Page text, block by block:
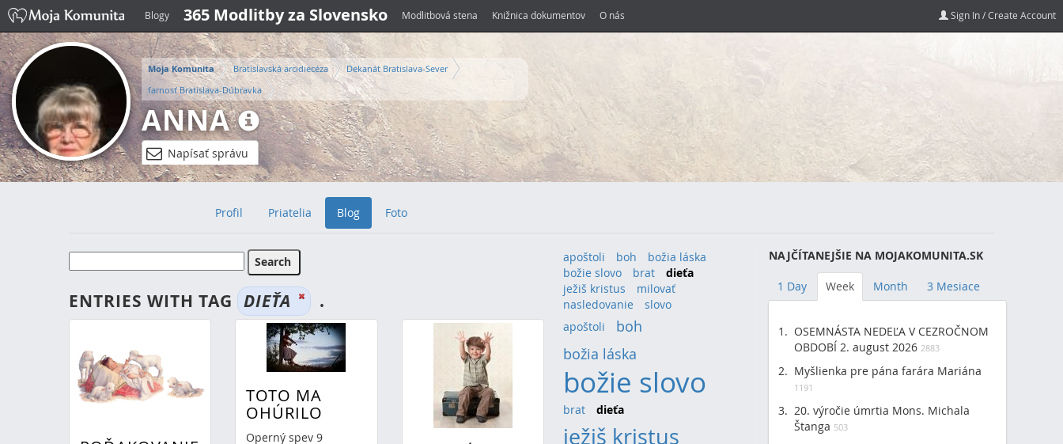
Blogy 365 Modlitby za Slovensko Modlitbová stena Knižnica dokumentov O nás Sign In / Create Account
Moja Komunita Bratislavská arcidiecéza
Dekanát Bratislava-Sever
farnosť Bratislava-Dúbravka
ANNA
Napísať správu
Profil Priatelia Blog Foto
ENTRIES WITH TAG DIEŤA .
TOTO MA
OHÚRILO
Operný spev 9
apoštoli boh
božia láska
božie slovo
brat
dieťa
ježiš kristus
milovať
nasledovanie
slovo
apoštoli
boh
božia láska
božie slovo
brat (3)dieťa
ježiš kristus
NAJČÍTANEJŠIE NA MOJAKOMUNITA.SK
1 Day Week Month 3 Mesiace
OSEMNÁSTA NEDEĽA V CEZROČNOM
OBDOBÍ 2. august 2026 2883
Myšlienka pre pána farára Mariána
1191
20. výročie úmrtia Mons. Michala
Štanga 503